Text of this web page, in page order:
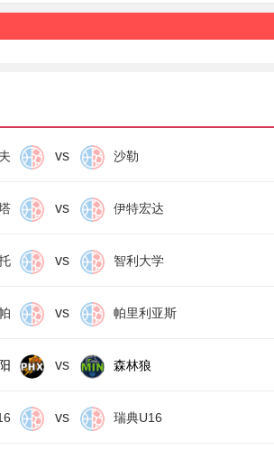
vs 沙勒
vs 伊特宏达
vs 智利大学
vs 帕里利亚斯
vs 森林狼
vs 瑞典U16